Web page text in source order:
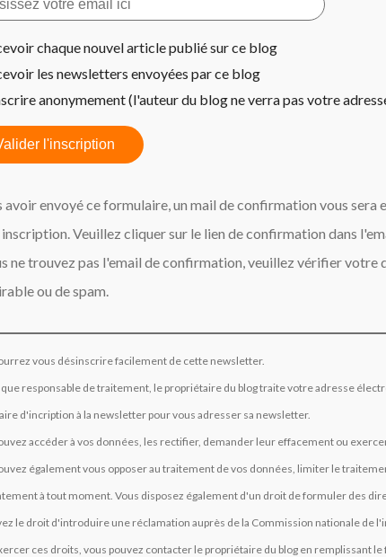
chaque nouvel article publié sur ce blog
les newsletters envoyées par ce blog
anonymement (l'auteur du blog ne verra pas votre
l'inscription
avoir envoyé ce formulaire, un mail de confirmation vous sera
Veuillez cliquer sur le lien de confirmation dans
ne trouvez pas l'email de confirmation, veuillez vérifier votre
ou de spam.
vous désinscrire facilement de cette newsletter.
que responsable de traitement, le propriétaire du blog traite votre adresse
d'incription à la newsletter pour vous adresser sa newsletter.
accéder à vos données, les rectifier, demander leur effacement ou
également vous opposer au traitement de vos données, limiter le
à tout moment. Vous disposez également d'un droit de formuler des
le droit d'introduire une réclamation auprès de la Commission nationale de
ces droits, vous pouvez contacter le propriétaire du blog en remplissant